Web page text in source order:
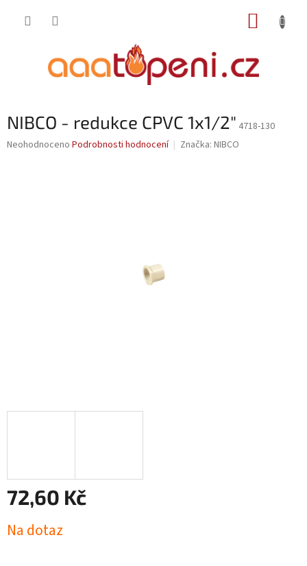
NIBCO - redukce CPVC 1x1/2" 4718-130
Průměrné
Neohodnoceno Podrobnosti hodnocení Značka: NIBCO
72,60 Kč
cena:
Na dotaz